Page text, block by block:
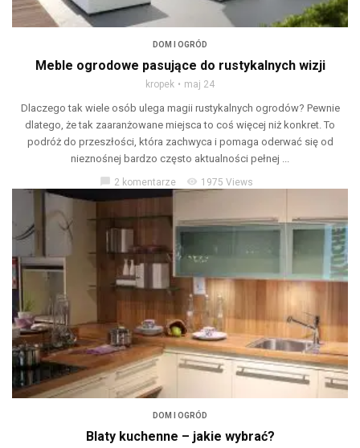
DOM I OGRÓD
Meble ogrodowe pasujące do rustykalnych wizji
kropek maj 24
Dlaczego tak wiele osób ulega magii rustykalnych ogrodów? Pewnie
dlatego, że tak zaaranżowane miejsca to coś więcej niż konkret. To
podróż do przeszłości, która zachwyca i pomaga oderwać się od
nieznośnej bardzo często aktualności pełnej ...
2 komentarze visibility 1975 Views
DOM I OGRÓD
Blaty kuchenne – jakie wybrać?